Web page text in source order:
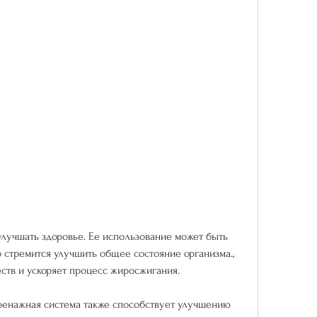
улучшить общее состояние организма.,
и ускоряет процесс жиросжигания.
система также способствует улучшению